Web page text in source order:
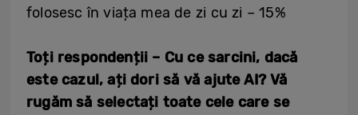
folosesc în viața mea de zi cu zi – 15%
Toți respondenții – Cu ce sarcini, dacă
este cazul, ați dori să vă ajute AI? Vă
rugăm să selectați toate cele care se